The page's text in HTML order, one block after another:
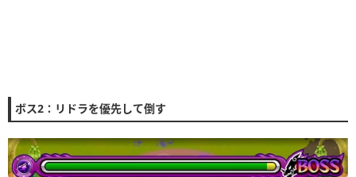
ボス2：リドラを優先して倒す